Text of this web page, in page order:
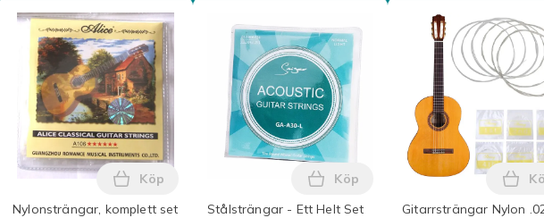
Akustisk gitarr strängar 1-Pack i varukorgen
Nylon .028-043 - Akustisk gitarr strängar 35 i varukorgen
Nylonsträngar, komplett set
Lägg till Nylonsträngar, komplett set i varukorgen
Köp
Stålsträngar - Ett Helt Set
Lägg till Stålsträngar - Ett Helt
Köp
Gitarrsträngar Nylon